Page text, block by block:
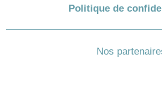
Politique de
Nos